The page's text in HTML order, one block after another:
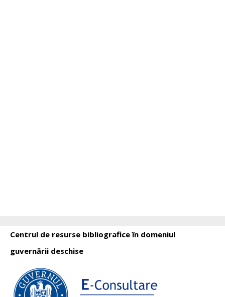
Centrul de resurse bibliografice în domeniul
guvernării deschise